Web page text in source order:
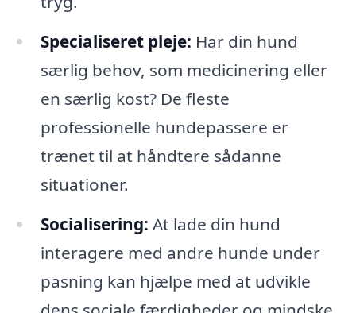
Specialiseret pleje: Har din hund
særlig behov, som medicinering eller
en særlig kost? De fleste
professionelle hundepassere er
trænet til at håndtere sådanne
situationer.
Socialisering: At lade din hund
interagere med andre hunde under
pasning kan hjælpe med at udvikle